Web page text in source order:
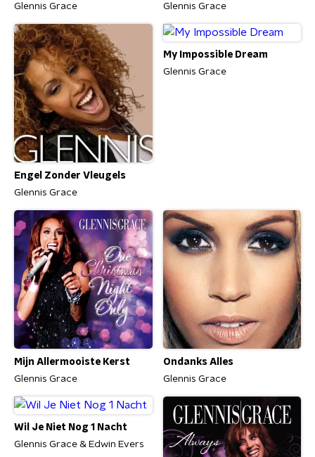
Glennis Grace
Glennis Grace
Engel Zonder Vleugels
Glennis Grace
My Impossible Dream
Glennis Grace
Mijn Allermooiste Kerst
Glennis Grace
Ondanks Alles
Glennis Grace
Wil Je Niet Nog 1 Nacht
Glennis Grace & Edwin Evers